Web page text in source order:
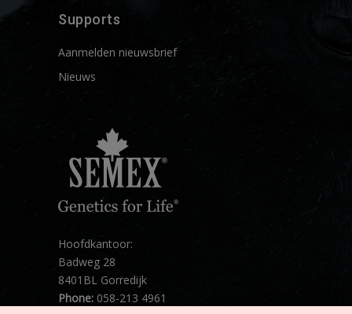
Supports
Aanmelden nieuwsbrief
Nieuws
Hoofdkantoor:
Badweg 28
8401BL Gorredijk
Phone: 058-213 4961